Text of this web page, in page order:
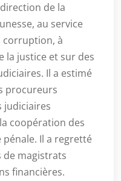
de la
au service
corruption, à
la justice et sur des
Il a estimé
procureurs
judiciaires
coopération des
Il a regretté
de magistrats
financières.